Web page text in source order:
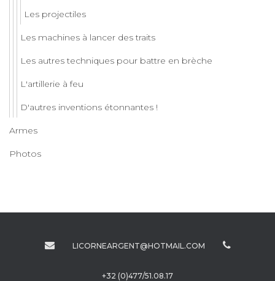
Les projectiles
Les machines à lancer des traits
Les autres techniques pour battre en brèche
L'artillerie à feu
D'autres inventions étonnantes !
Armes
Photos
LICORNEARGENT@HOTMAIL.COM
+32 (0)477/51.08.17